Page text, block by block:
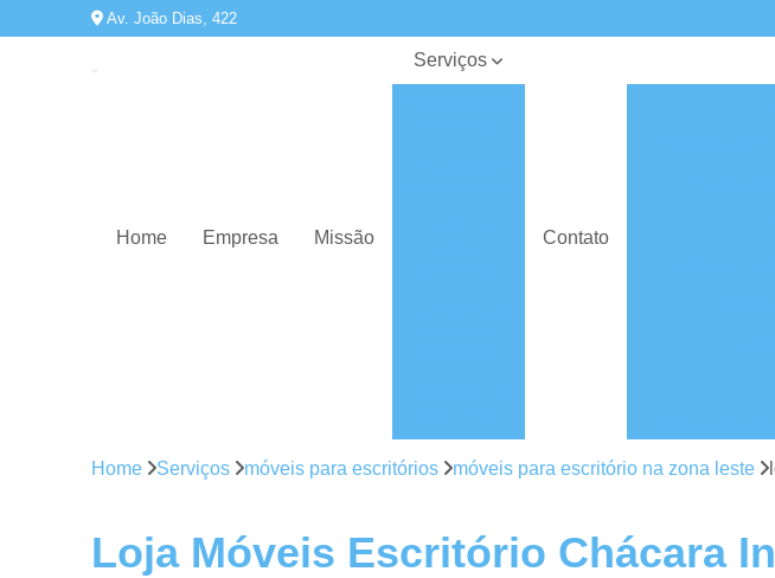
Av. João Dias, 422
Home Empresa Missão
Serviços
Mesas de
Contato
Balcão
Home Serviços móveis para escritórios móveis para escritório na zona leste
Loja Móveis Escritório Chácara